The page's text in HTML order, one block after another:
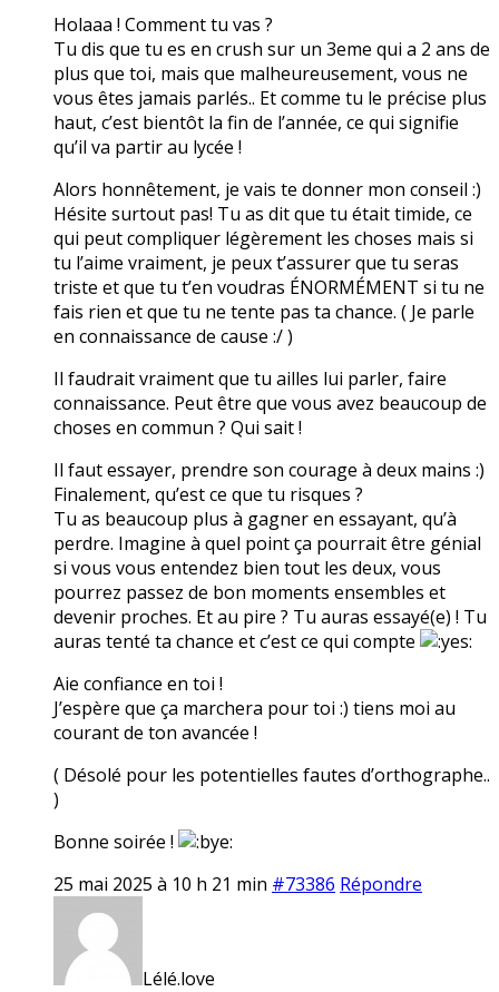
Holaaa ! Comment tu vas ?
Tu dis que tu es en crush sur un 3eme qui a 2 ans de
plus que toi, mais que malheureusement, vous ne
vous êtes jamais parlés.. Et comme tu le précise plus
haut, c’est bientôt la fin de l’année, ce qui signifie
qu’il va partir au lycée !
Alors honnêtement, je vais te donner mon conseil :)
Hésite surtout pas! Tu as dit que tu était timide, ce
qui peut compliquer légèrement les choses mais si
tu l’aime vraiment, je peux t’assurer que tu seras
triste et que tu t’en voudras ÉNORMÉMENT si tu ne
fais rien et que tu ne tente pas ta chance. ( Je parle
en connaissance de cause :/ )
Il faudrait vraiment que tu ailles lui parler, faire
connaissance. Peut être que vous avez beaucoup de
choses en commun ? Qui sait !
Il faut essayer, prendre son courage à deux mains :)
Finalement, qu’est ce que tu risques ?
Tu as beaucoup plus à gagner en essayant, qu’à
perdre. Imagine à quel point ça pourrait être génial
si vous vous entendez bien tout les deux, vous
pourrez passez de bon moments ensembles et
devenir proches. Et au pire ? Tu auras essayé(e) ! Tu
auras tenté ta chance et c’est ce qui compte
Aie confiance en toi !
J’espère que ça marchera pour toi :) tiens moi au
courant de ton avancée !
( Désolé pour les potentielles fautes d’orthographe..
)
Bonne soirée !
25 mai 2025 à 10 h 21 min #73386 Répondre
Lélé.love